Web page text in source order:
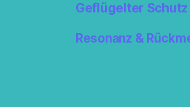
Geflügelter Schutz
Resonanz &